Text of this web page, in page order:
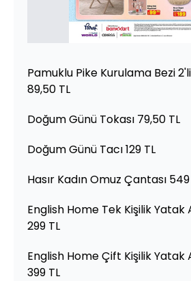
Pamuklu Pike Kurulama Bezi
89,50 TL
Doğum Günü Tokası 79,50 TL
Doğum Günü Tacı 129 TL
Hasır Kadın Omuz Çantası
English Home Tek Kişilik Yatak
299 TL
English Home Çift Kişilik Yatak
399 TL